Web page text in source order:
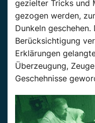
gezielter Tricks und
gezogen werden,
Dunkeln
Berücksichtigung
Erklärungen
Überzeugung,
Geschehnisse